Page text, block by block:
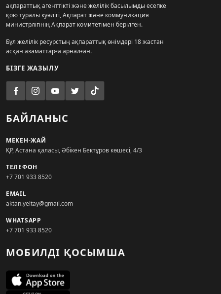
ақпараттық агенттікті және желілік басылымды есепке
қою туралы куәлігі, Ақпарат және коммуникация
министрлігінің Ақпарат комитетімен берілген.
Бұл желілік ресурстың ақпараттық өнімдері 18 жастан
асқан азаматтарға арналған.
БІЗГЕ ЖАЗЫЛУ
БАЙЛАНЫС
МЕКЕН-ЖАЙ
ҚР, Астана қаласы, Әбікен Бектұров көшесі, 4/3
ТЕЛЕФОН
+7 701 933 8520
EMAIL
aktan.yeltay@gmail.com
WHATSAPP
+7 701 933 8520
МОБИЛДІ ҚОСЫМША